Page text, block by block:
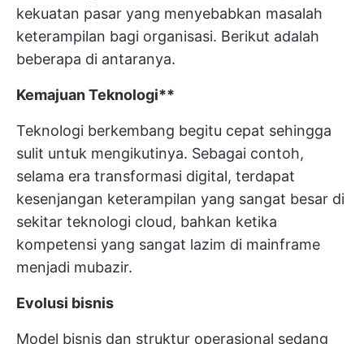
kekuatan pasar yang menyebabkan masalah
keterampilan bagi organisasi. Berikut adalah
beberapa di antaranya.
KemajuanTeknologi**
Teknologi berkembang begitu cepat sehingga
sulit untuk mengikutinya. Sebagai contoh,
selama era transformasi digital, terdapat
kesenjangan keterampilan yang sangat besar di
sekitar teknologi cloud, bahkan ketika
kompetensi yang sangat lazim di mainframe
menjadi mubazir.
Evolusi bisnis
Model bisnis dan struktur operasional sedang